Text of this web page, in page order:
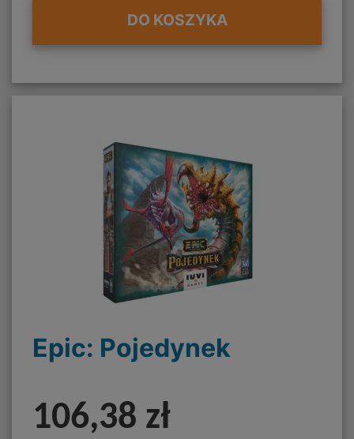
DO KOSZYKA
Epic: Pojedynek
106,38 zł